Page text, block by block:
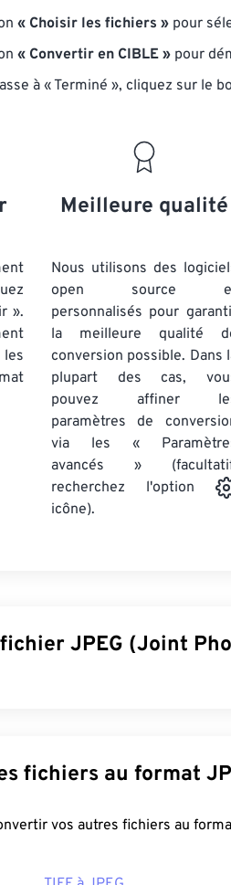
« Choisir les fichiers » pour
« Convertir en CIBLE » pour
à « Terminé », cliquez sur le
».
les
Meilleure qualité
Nous utilisons des
open source
personnalisés pour
la meilleure qualité
conversion possible. Dans
plupart des cas,
pouvez affiner
paramètres de
via les «
avancés »
recherchez l'option
icône).
JPEG (Joint
sa large utilisation. De ce fait,
transport sur Internet et
Convertir